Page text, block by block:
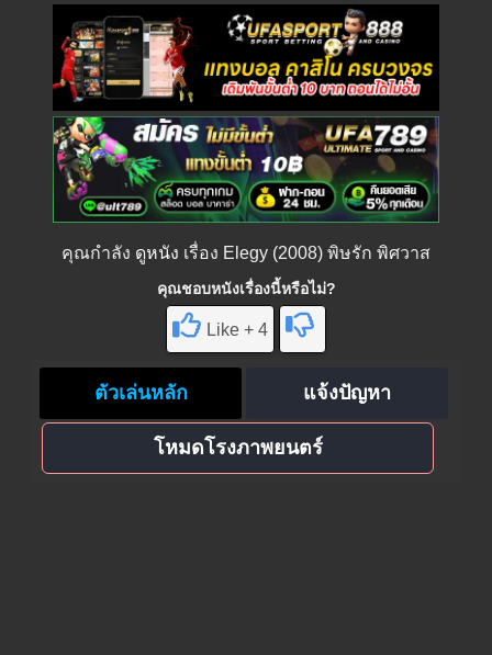
คุณกำลัง ดูหนัง เรื่อง Elegy (2008) พิษรัก พิศวาส
คุณชอบหนังเรื่องนี้หรือไม่?
Like + 4
ตัวเล่นหลัก แจ้งปัญหา
โหมดโรงภาพยนตร์